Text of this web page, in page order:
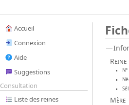
Accueil
Connexion
Aide
Suggestions
Consultation
Liste des reines
Reine
Mère